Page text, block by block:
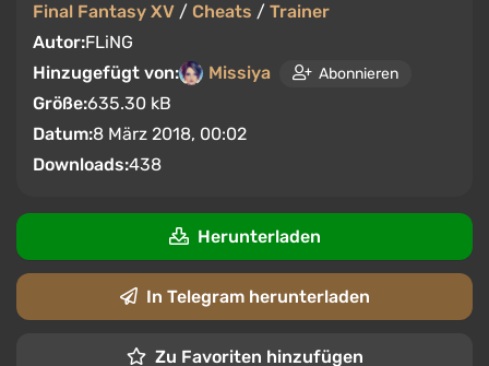
Final Fantasy XV / Cheats / Trainer
Autor:FLiNG
Hinzugefügt von:
Missiya Abonnieren
Größe:635.30 kB
Datum:8 März 2018, 00:02
Downloads:438
Herunterladen
In Telegram herunterladen
Zu Favoriten hinzufügen